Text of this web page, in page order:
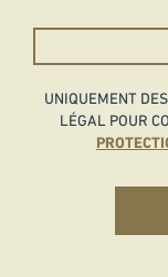
UNIQUEMENT
LÉGAL POUR